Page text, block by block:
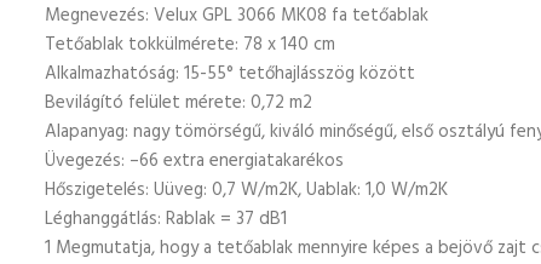
Megnevezés: Velux GPL 3066 MK08 fa tetőablak
Tetőablak tokkülmérete: 78 x 140 cm
Alkalmazhatóság: 15-55° tetőhajlásszög között
Bevilágító felület mérete: 0,72 m2
Alapanyag: nagy tömörségű, kiváló minőségű, első osztályú
Üvegezés: –66 extra energiatakarékos
Hőszigetelés: Uüveg: 0,7 W/m2K, Uablak: 1,0 W/m2K
Léghanggátlás: Rablak = 37 dB1
1 Megmutatja, hogy a tetőablak mennyire képes a bejövő zajt